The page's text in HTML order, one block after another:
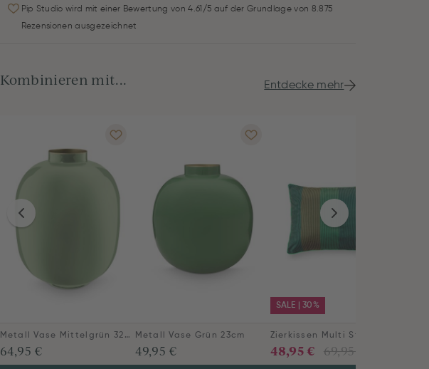
Pip Studio wird mit einer Bewertung von 4.61/5 auf der Grundlage von 8.875
Rezensionen ausgezeichnet
Kombinieren mit... Entdecke mehr
Metall Vase Mittelgrün 32cm
64,95 €
Metall Vase Grün 23cm
49,95 €
SALE | 30%
69,95 €
48,95 €